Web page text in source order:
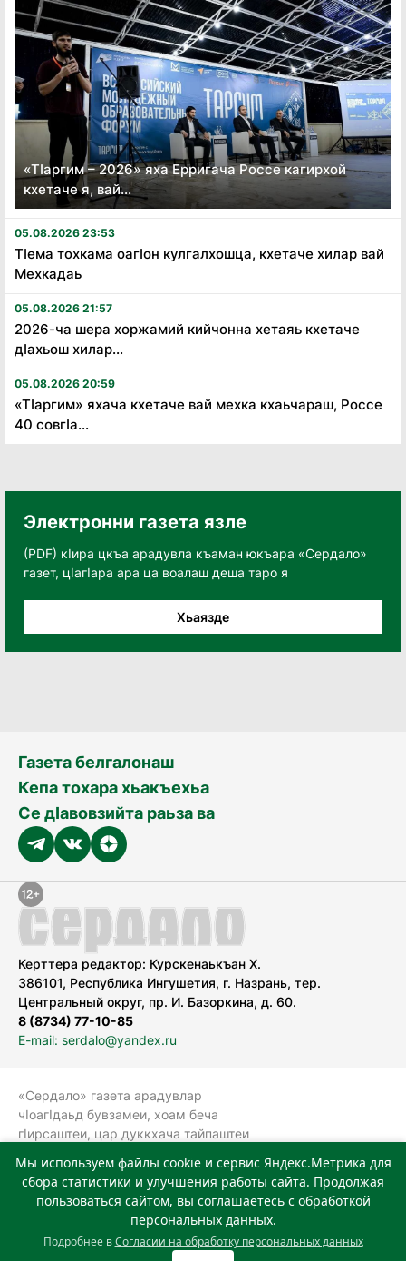
«Тӏаргим – 2026» яха Ерригача Россе кагирхой
кхетаче я, вай...
05.08.2026 23:53
Тӏема тохкама оагӏон кулгалхошца, кхетаче хилар вай
Мехкадаь
05.08.2026 21:57
2026-ча шера хоржамий кийчонна хетаяь кхетаче
дӏахьош хилар...
05.08.2026 20:59
«Тӏаргим» яхача кхетаче вай мехка кхаьчараш, Россе
40 совгӏа...
Электронни газета язле
(PDF) кӀира цкъа арадувла къаман юкъара «Сердало»
газет, цӀагӀара ара ца воалаш деша таро я
Хьаязде
Газета белгалонаш
Кепа тохара хьакъехьа
Се дӀавовзийта раьза ва
Керттера редактор: Курскенаькъан Х.
386101, Республика Ингушетия, г. Назрань, тер.
Центральный округ, пр. И. Базоркина, д. 60.
8 (8734) 77-10-85
E-mail: serdalo@yandex.ru
«Сердало» газета арадувлар
чIоагIдаьд бувзамеи, хоам беча
гIирсаштеи, цар дуккхача тайпаштеи
болхлоша (Роскомнадзор).
Реестровая запись СМИ: ЭЛ № ФС 77-
78323 от 15.05.2020 г. Учредитель:
Государственное автономное
учреждение «Издательский дом
Мы используем файлы cookie и сервис Яндекс.Метрика для
сбора статистики и улучшения работы сайта. Продолжая
пользоваться сайтом, вы соглашаетесь с обработкой
персональных данных.
Подробнее вСогласии на обработку персональных данных